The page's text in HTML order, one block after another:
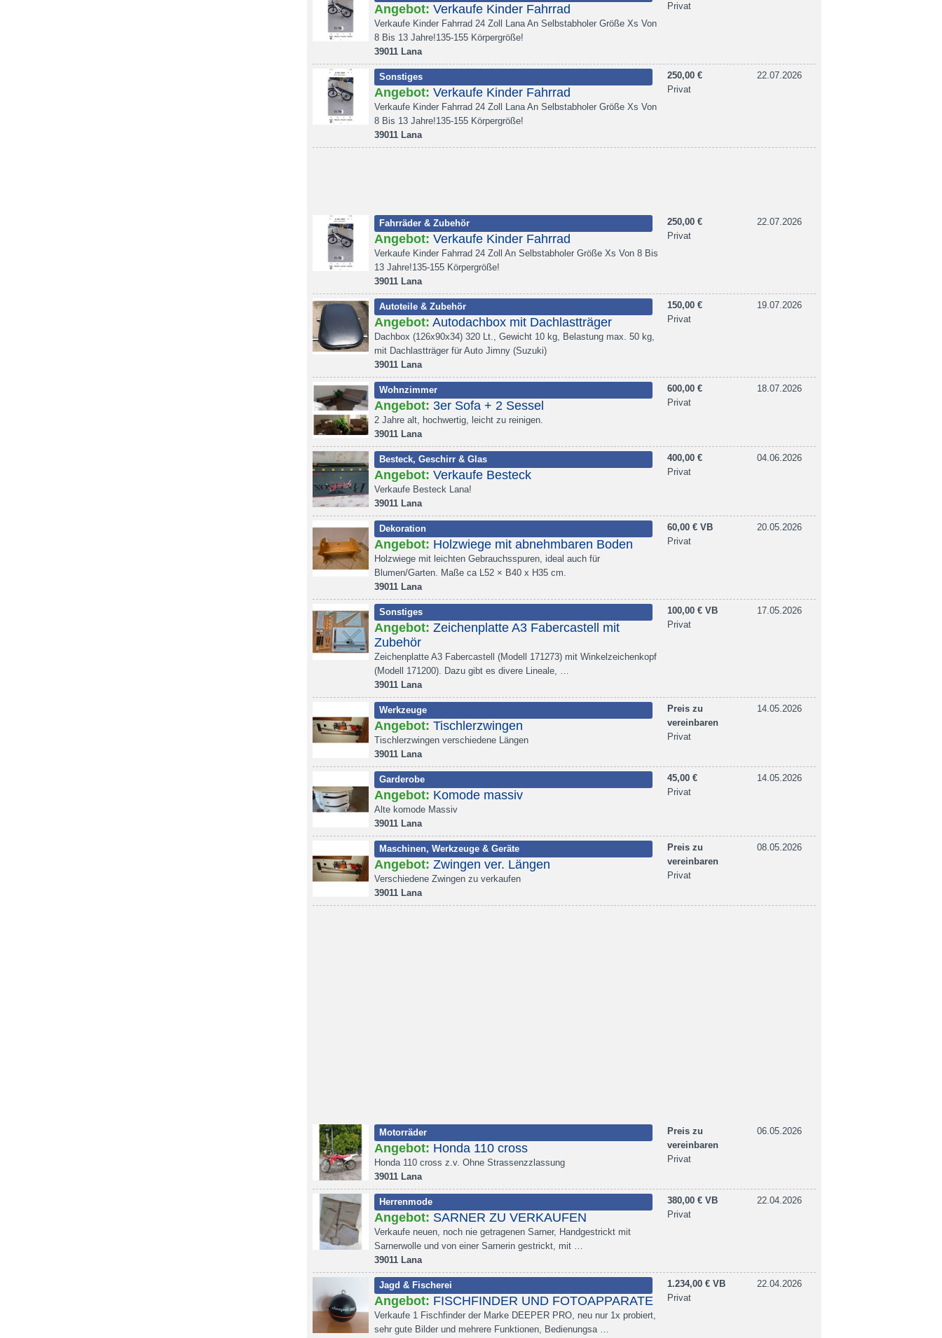
Angebot: Verkaufe Kinder Fahrrad
Verkaufe Kinder Fahrrad 24 Zoll Lana An Selbstabholer Größe Xs Von
8 Bis 13 Jahre!135-155 Körpergröße!
39011 Lana
Privat
Sonstiges
Angebot: Verkaufe Kinder Fahrrad
Verkaufe Kinder Fahrrad 24 Zoll Lana An Selbstabholer Größe Xs Von
8 Bis 13 Jahre!135-155 Körpergröße!
39011 Lana
250,00 €
Privat
22.07.2026
Fahrräder & Zubehör
Angebot: Verkaufe Kinder Fahrrad
Verkaufe Kinder Fahrrad 24 Zoll An Selbstabholer Größe Xs Von 8 Bis
13 Jahre!135-155 Körpergröße!
39011 Lana
250,00 €
Privat
22.07.2026
Autoteile & Zubehör
Angebot: Autodachbox mit Dachlastträger
Dachbox (126x90x34) 320 Lt., Gewicht 10 kg, Belastung max. 50 kg,
mit Dachlastträger für Auto Jimny (Suzuki)
39011 Lana
150,00 €
Privat
19.07.2026
Wohnzimmer
Angebot: 3er Sofa + 2 Sessel
2 Jahre alt, hochwertig, leicht zu reinigen.
39011 Lana
600,00 €
Privat
18.07.2026
Besteck, Geschirr & Glas
Angebot: Verkaufe Besteck
Verkaufe Besteck Lana!
39011 Lana
400,00 €
Privat
04.06.2026
Dekoration
Angebot: Holzwiege mit abnehmbaren Boden
Holzwiege mit leichten Gebrauchsspuren, ideal auch für
Blumen/Garten. Maße ca L52 × B40 x H35 cm.
39011 Lana
60,00 € VB
Privat
20.05.2026
Sonstiges
Angebot: Zeichenplatte A3 Fabercastell mit
Zubehör
Zeichenplatte A3 Fabercastell (Modell 171273) mit Winkelzeichenkopf
(Modell 171200). Dazu gibt es divere Lineale, …
39011 Lana
100,00 € VB
Privat
17.05.2026
Werkzeuge
Angebot: Tischlerzwingen
Tischlerzwingen verschiedene Längen
39011 Lana
Preis zu
vereinbaren
Privat
14.05.2026
Garderobe
Angebot: Komode massiv
Alte komode Massiv
39011 Lana
45,00 €
Privat
14.05.2026
Maschinen, Werkzeuge & Geräte
Angebot: Zwingen ver. Längen
Verschiedene Zwingen zu verkaufen
39011 Lana
Preis zu
vereinbaren
Privat
08.05.2026
Motorräder
Angebot: Honda 110 cross
Honda 110 cross z.v. Ohne Strassenzzlassung
39011 Lana
Preis zu
vereinbaren
Privat
06.05.2026
Herrenmode
Angebot: SARNER ZU VERKAUFEN
Verkaufe neuen, noch nie getragenen Sarner, Handgestrickt mit
Sarnerwolle und von einer Sarnerin gestrickt, mit …
39011 Lana
380,00 € VB
Privat
22.04.2026
Jagd & Fischerei
Angebot: FISCHFINDER UND FOTOAPPARATE
Verkaufe 1 Fischfinder der Marke DEEPER PRO, neu nur 1x probiert,
sehr gute Bilder und mehrere Funktionen, Bedienungsa …
1.234,00 € VB
Privat
22.04.2026